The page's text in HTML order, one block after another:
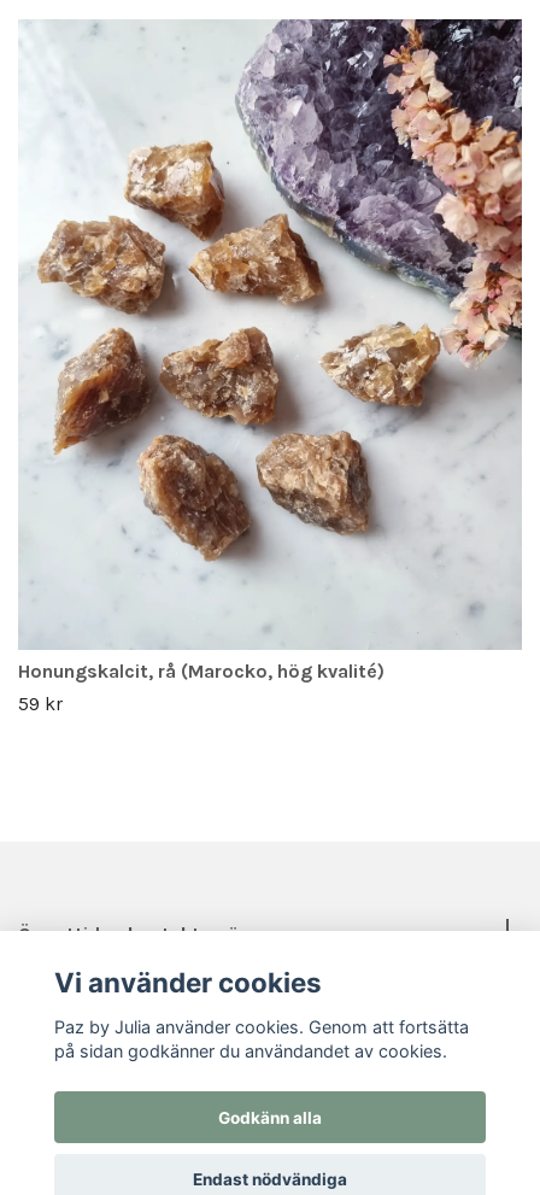
Honungskalcit, rå (Marocko, hög kvalité)
59 kr
Öppettider, kontakt, mässor mm.
© 2026 Paz by Julia
Vi använder cookies
Paz by Julia använder cookies. Genom att fortsätta
på sidan godkänner du användandet av cookies.
Godkänn alla
Endast nödvändiga